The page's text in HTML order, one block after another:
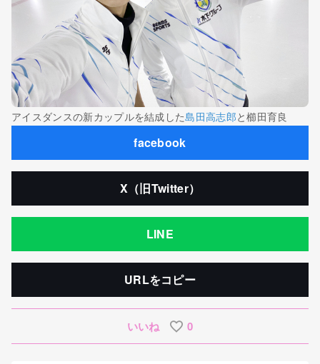
アイスダンスの新カップルを結成した島田高志郎と櫛田育良
facebook
X（旧Twitter）
LINE
URLをコピー
いいね 0